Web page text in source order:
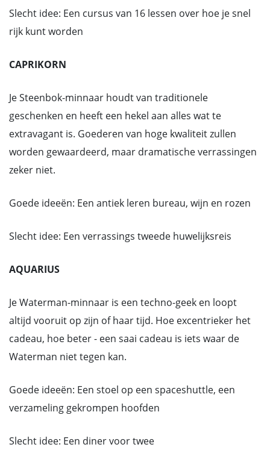
Slecht idee: Een cursus van 16 lessen over hoe je snel
rijk kunt worden
CAPRIKORN
Je Steenbok-minnaar houdt van traditionele
geschenken en heeft een hekel aan alles wat te
extravagant is. Goederen van hoge kwaliteit zullen
worden gewaardeerd, maar dramatische verrassingen
zeker niet.
Goede ideeën: Een antiek leren bureau, wijn en rozen
Slecht idee: Een verrassings tweede huwelijksreis
AQUARIUS
Je Waterman-minnaar is een techno-geek en loopt
altijd vooruit op zijn of haar tijd. Hoe excentrieker het
cadeau, hoe beter - een saai cadeau is iets waar de
Waterman niet tegen kan.
Goede ideeën: Een stoel op een spaceshuttle, een
verzameling gekrompen hoofden
Slecht idee: Een diner voor twee